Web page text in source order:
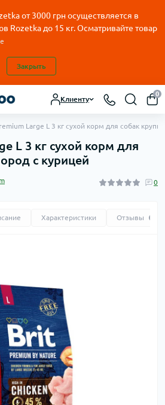
от3000 грн осуществляется в
Rozetka до 15 кг. Осматривайте товар
Закрыть
Клиенту
0
Large L 3 кг сухой корм для собак
L 3 кг сухой корм для
с курицей
0
Характеристики Отзывы